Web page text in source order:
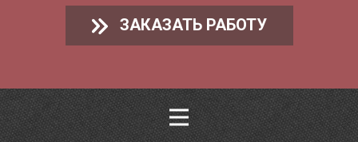
ЗАКАЗАТЬ РАБОТУ